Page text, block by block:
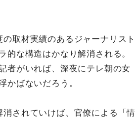
取材実績のあるジャーナリスト
的な構造はかなり解消される。
者がいれば、深夜にテレ朝の女
かばないだろう。
されていけば、官僚による「情